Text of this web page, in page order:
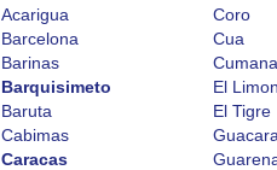
Acarigua
Barcelona
Barinas
Barquisimeto
Baruta
Cabimas
Caracas
Coro
Cua
Cumana
El
El Tigre